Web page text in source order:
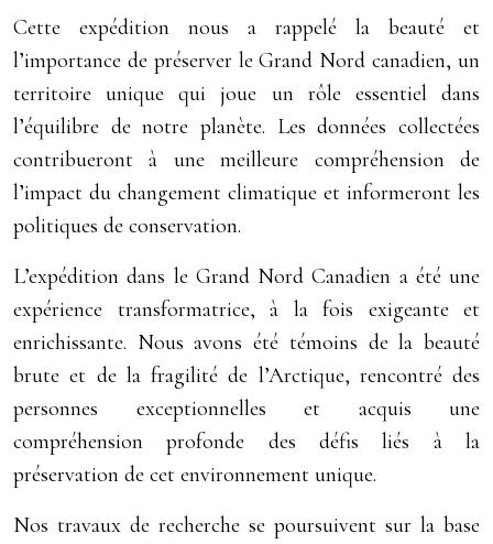
Cette expédition nous a rappelé la beauté et
l’importance de préserver le Grand Nord canadien, un
territoire unique qui joue un rôle essentiel dans
l’équilibre de notre planète. Les données collectées
contribueront à une meilleure compréhension de
l’impact du changement climatique et informeront les
politiques de conservation.
L’expédition dans le Grand Nord Canadien a été une
expérience transformatrice, à la fois exigeante et
enrichissante. Nous avons été témoins de la beauté
brute et de la fragilité de l’Arctique, rencontré des
personnes exceptionnelles et acquis une
compréhension profonde des défis liés à la
préservation de cet environnement unique.
Nos travaux de recherche se poursuivent sur la base